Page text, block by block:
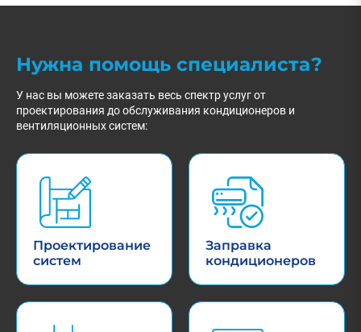
Нужна помощь специалиста?
У нас вы можете заказать весь спектр услуг от
проектирования до обслуживания кондиционеров и
вентиляционных систем:
Проектирование
систем
Заправка
кондиционеров